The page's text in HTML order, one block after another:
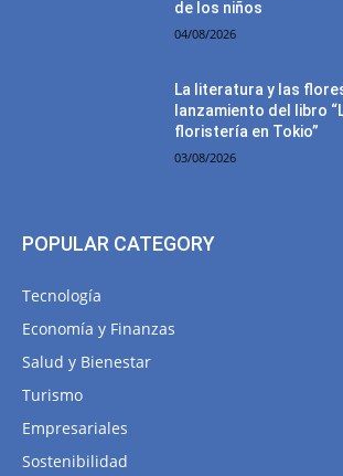
de los niños
04/08/2026
La literatura y las
lanzamiento del libro
floristería en Tokio”
03/08/2026
POPULAR CATEGORY
Tecnología
Economía y Finanzas
Salud y Bienestar
Turismo
Empresariales
Sostenibilidad